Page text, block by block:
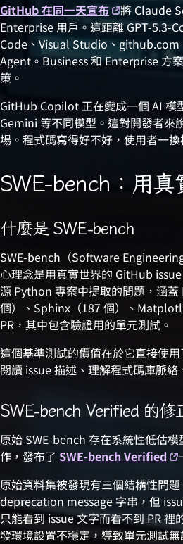
GitHub 在同一天宣布
將 Claude
Enterprise 用戶。這距離 GPT-5.3-
Code、Visual Studio、
Agent。Business 和 Enterprise 方
策。
GitHub Copilot 正在變成一個 AI 模
Gemini 等不同模型。這對開發者來
場。程式碼寫得好不好，使用者一
SWE-bench：用
什麼是 SWE-bench
SWE-bench（Software
心理念是用真實世界的 GitHub
源 Python 專案中提取的問題，涵
個）、Sphinx（187 個）、
PR，其中包含驗證用的單元測試。
這個基準測試的價值在於它直接使
閱讀 issue 描述、理解程式碼庫脈
SWE-bench Verified 的修
原始 SWE-bench 存在系統性低估
作，發布了 SWE-bench Verified
原始資料集被發現有三個結構性問
deprecation message 字串，但
只能看到 issue 文字而看不到 PR
發環境設置不穩定，導致單元測試